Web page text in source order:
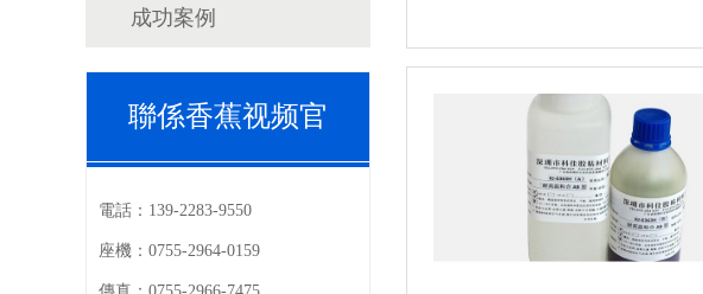
成功案例
聯係香蕉视频官
電話： 139-2283-9550
座機： 0755-2964-0159